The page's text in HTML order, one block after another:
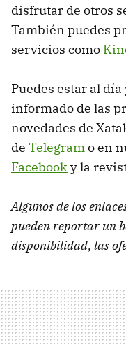
disfrutar de otros
También puedes
servicios como
Puedes estar al
informado de las
novedades de
de Telegramo en
Facebooky la
Algunos de los
pueden reportar un
disponibilidad, las